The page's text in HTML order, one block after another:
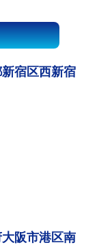
宿区西新宿
阪市港区南